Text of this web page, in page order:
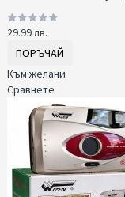
29.99 лв.
ПОРЪЧАЙ
Към желани
Сравнете